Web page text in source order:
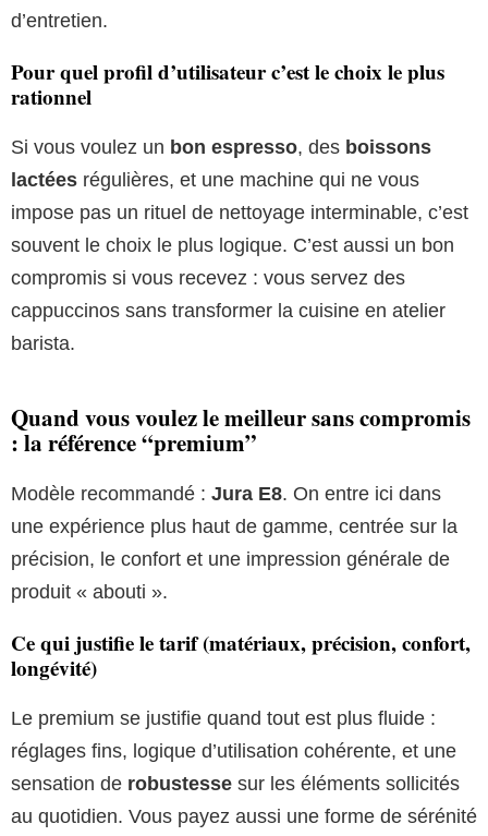
d’entretien.
Pour quel profil d’utilisateur c’est le choix le plus
rationnel
Si vous voulez un bon espresso, des boissons
lactées régulières, et une machine qui ne vous
impose pas un rituel de nettoyage interminable, c’est
souvent le choix le plus logique. C’est aussi un bon
compromis si vous recevez : vous servez des
cappuccinos sans transformer la cuisine en atelier
barista.
Quand vous voulez le meilleur sans compromis
: la référence “premium”
Modèle recommandé : Jura E8. On entre ici dans
une expérience plus haut de gamme, centrée sur la
précision, le confort et une impression générale de
produit « abouti ».
Ce qui justifie le tarif (matériaux, précision, confort,
longévité)
Le premium se justifie quand tout est plus fluide :
réglages fins, logique d’utilisation cohérente, et une
sensation de robustesse sur les éléments sollicités
au quotidien. Vous payez aussi une forme de sérénité